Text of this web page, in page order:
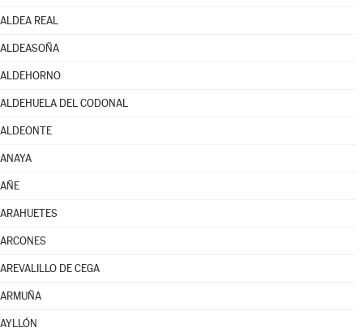
ALDEA REAL
ALDEASOÑA
ALDEHORNO
ALDEHUELA DEL CODONAL
ALDEONTE
ANAYA
AÑE
ARAHUETES
ARCONES
AREVALILLO DE CEGA
ARMUÑA
AYLLÓN